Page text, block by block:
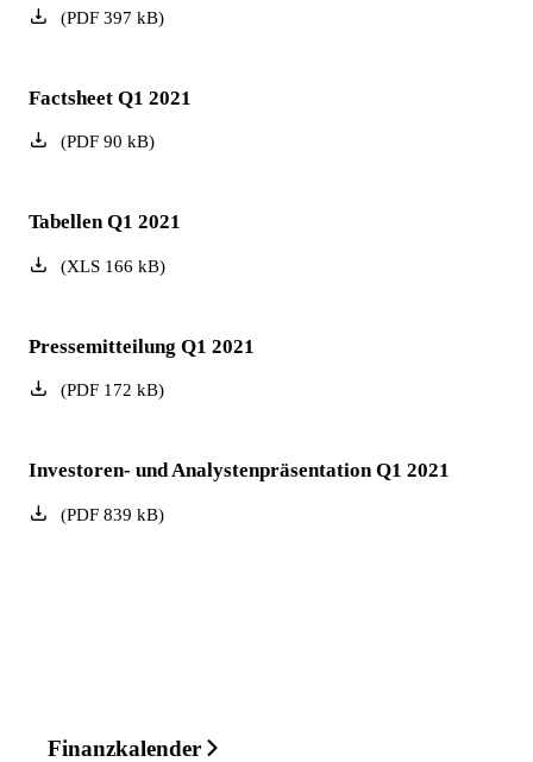
(PDF397 kB)
Factsheet Q1 2021
(PDF90 kB)
Tabellen Q1 2021
(XLS166 kB)
Pressemitteilung Q1 2021
(PDF172 kB)
Investoren- und Analystenpräsentation Q1 2021
(PDF839 kB)
Finanzkalender